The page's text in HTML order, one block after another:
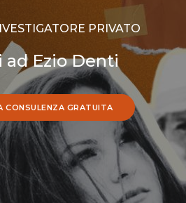
PRIVATO
Ezio Denti
CONSULENZA GRATUITA